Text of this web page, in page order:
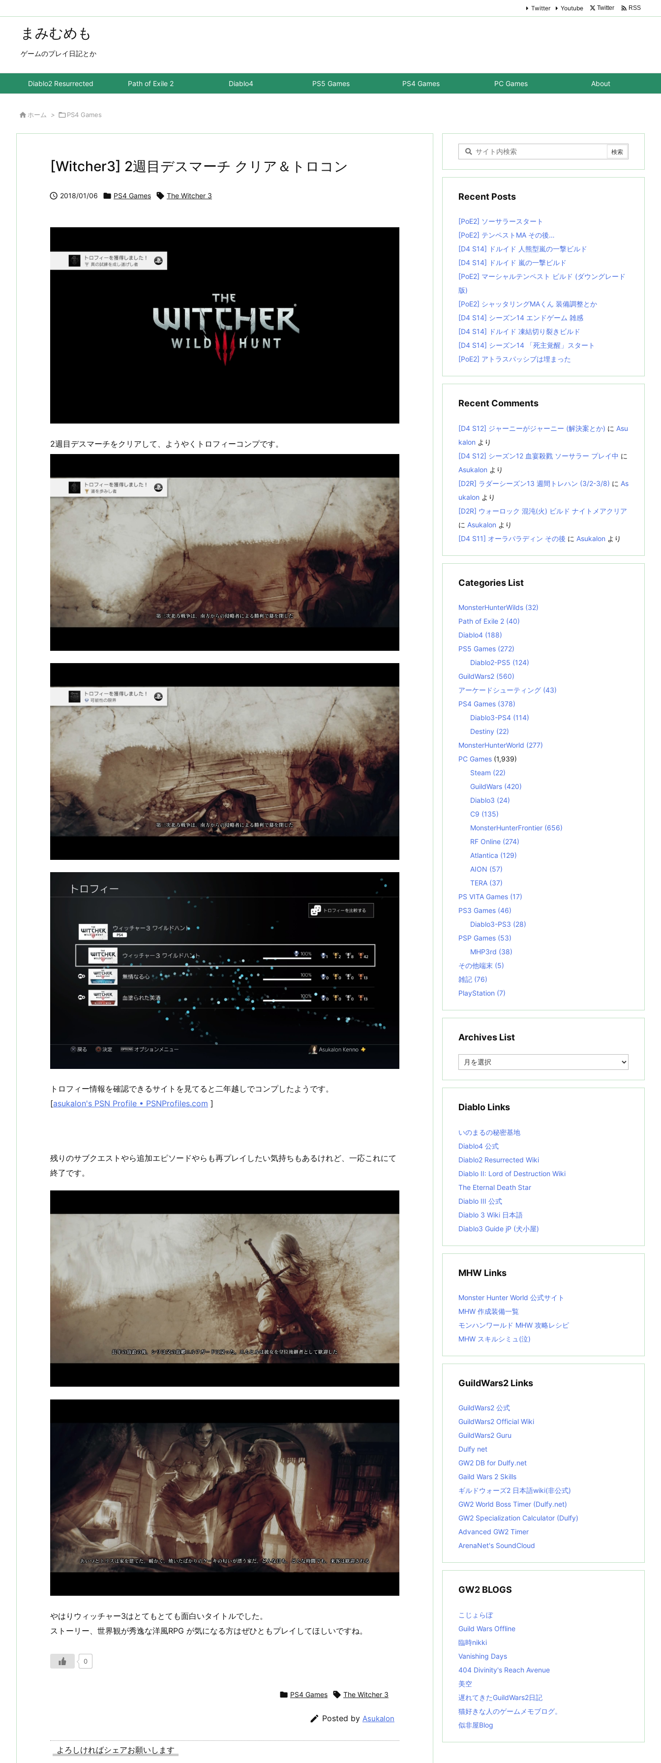
まみむめも
ゲームのプレイ日記とか
Diablo2 Resurrected Path of Exile 2 Diablo4 PS5 Games PS4 Games PC Games About
Twitter Youtube Twitter  RSS
 ホーム > PS4 Games
[Witcher3] 2週目デスマーチ クリア＆トロコン
 2018/01/06  PS4 Games  The Witcher 3
2週目デスマーチをクリアして、ようやくトロフィーコンプです。
トロフィー情報を確認できるサイトを見てると二年越しでコンプしたようです。
[asukalon's PSN Profile • PSNProfiles.com ]
残りのサブクエストやら追加エピソードやらも再プレイしたい気持ちもあるけれど、一応これにて
終了です。
やはりウィッチャー3はとてもとても面白いタイトルでした。
ストーリー、世界観が秀逸な洋風RPG が気になる方はぜひともプレイしてほしいですね。
0
 PS4 Games  The Witcher 3
 Posted by Asukalon
よろしければシェアお願いします
Recent Posts
[PoE2] ソーサラースタート
[PoE2] テンペストMA その後…
[D4 S14] ドルイド 人熊型嵐の一撃ビルド
[D4 S14] ドルイド 嵐の一撃ビルド
[PoE2] マーシャルテンペスト ビルド (ダウングレード
版)
[PoE2] シャッタリングMAくん 装備調整とか
[D4 S14] シーズン14 エンドゲーム 雑感
[D4 S14] ドルイド 凍結切り裂きビルド
[D4 S14] シーズン14 「死主覚醒」スタート
[PoE2] アトラスパッシブは埋まった
Recent Comments
[D4 S12] ジャーニーがジャーニー (解決案とか) に Asu
kalon より
[D4 S12] シーズン12 血宴殺戮 ソーサラー プレイ中 に
Asukalon より
[D2R] ラダーシーズン13 週間トレハン (3/2-3/8) に As
ukalon より
[D2R] ウォーロック 混沌(火) ビルド ナイトメアクリア
に Asukalon より
[D4 S11] オーラパラディン その後 に Asukalon より
Categories List
MonsterHunterWilds (32)
Path of Exile 2 (40)
Diablo4 (188)
PS5 Games (272)
Diablo2-PS5 (124)
GuildWars2 (560)
アーケードシューティング (43)
PS4 Games (378)
Diablo3-PS4 (114)
Destiny (22)
MonsterHunterWorld (277)
PC Games (1,939)
Steam (22)
GuildWars (420)
Diablo3 (24)
C9 (135)
MonsterHunterFrontier (656)
RF Online (274)
Atlantica (129)
AION (57)
TERA (37)
PS VITA Games (17)
PS3 Games (46)
Diablo3-PS3 (28)
PSP Games (53)
MHP3rd (38)
その他端末 (5)
雑記 (76)
PlayStation (7)
Archives List
e
i
s
t
Diablo Links
いのまるの秘密基地
Diablo4 公式
Diablo2 Resurrected Wiki
Diablo II: Lord of Destruction Wiki
The Eternal Death Star
Diablo III 公式
Diablo 3 Wiki 日本語
Diablo3 Guide jP (犬小屋)
MHW Links
Monster Hunter World 公式サイト
MHW 作成装備一覧
モンハンワールド MHW 攻略レシピ
MHW スキルシミュ(泣)
GuildWars2 Links
GuildWars2 公式
GuildWars2 Official Wiki
GuildWars2 Guru
Dulfy net
GW2 DB for Dulfy.net
Gaild Wars 2 Skills
ギルドウォーズ2 日本語wiki(非公式)
GW2 World Boss Timer (Dulfy.net)
GW2 Specialization Calculator (Dulfy)
Advanced GW2 Timer
ArenaNet's SoundCloud
GW2 BLOGS
こじょらぼ
Guild Wars Offline
臨時nikki
Vanishing Days
404 Divinity's Reach Avenue
美空
遅れてきたGuildWars2日記
猫好きな人のゲームメモブログ。
似非屋Blog